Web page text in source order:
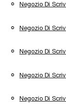
Negozio Di
Negozio Di
Negozio Di
Negozio Di
Negozio Di